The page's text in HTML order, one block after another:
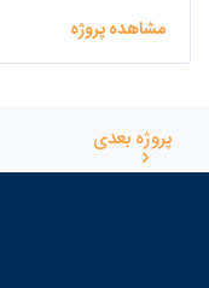
مشاهده پروژه
پروژه بعدی